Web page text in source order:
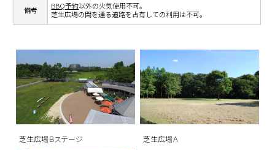
備考 BBQ予約以外の火気使用不可。
芝生広場の間を通る道路を占有しての利用は不可。
芝生広場Ｂステージ 芝生広場Ａ